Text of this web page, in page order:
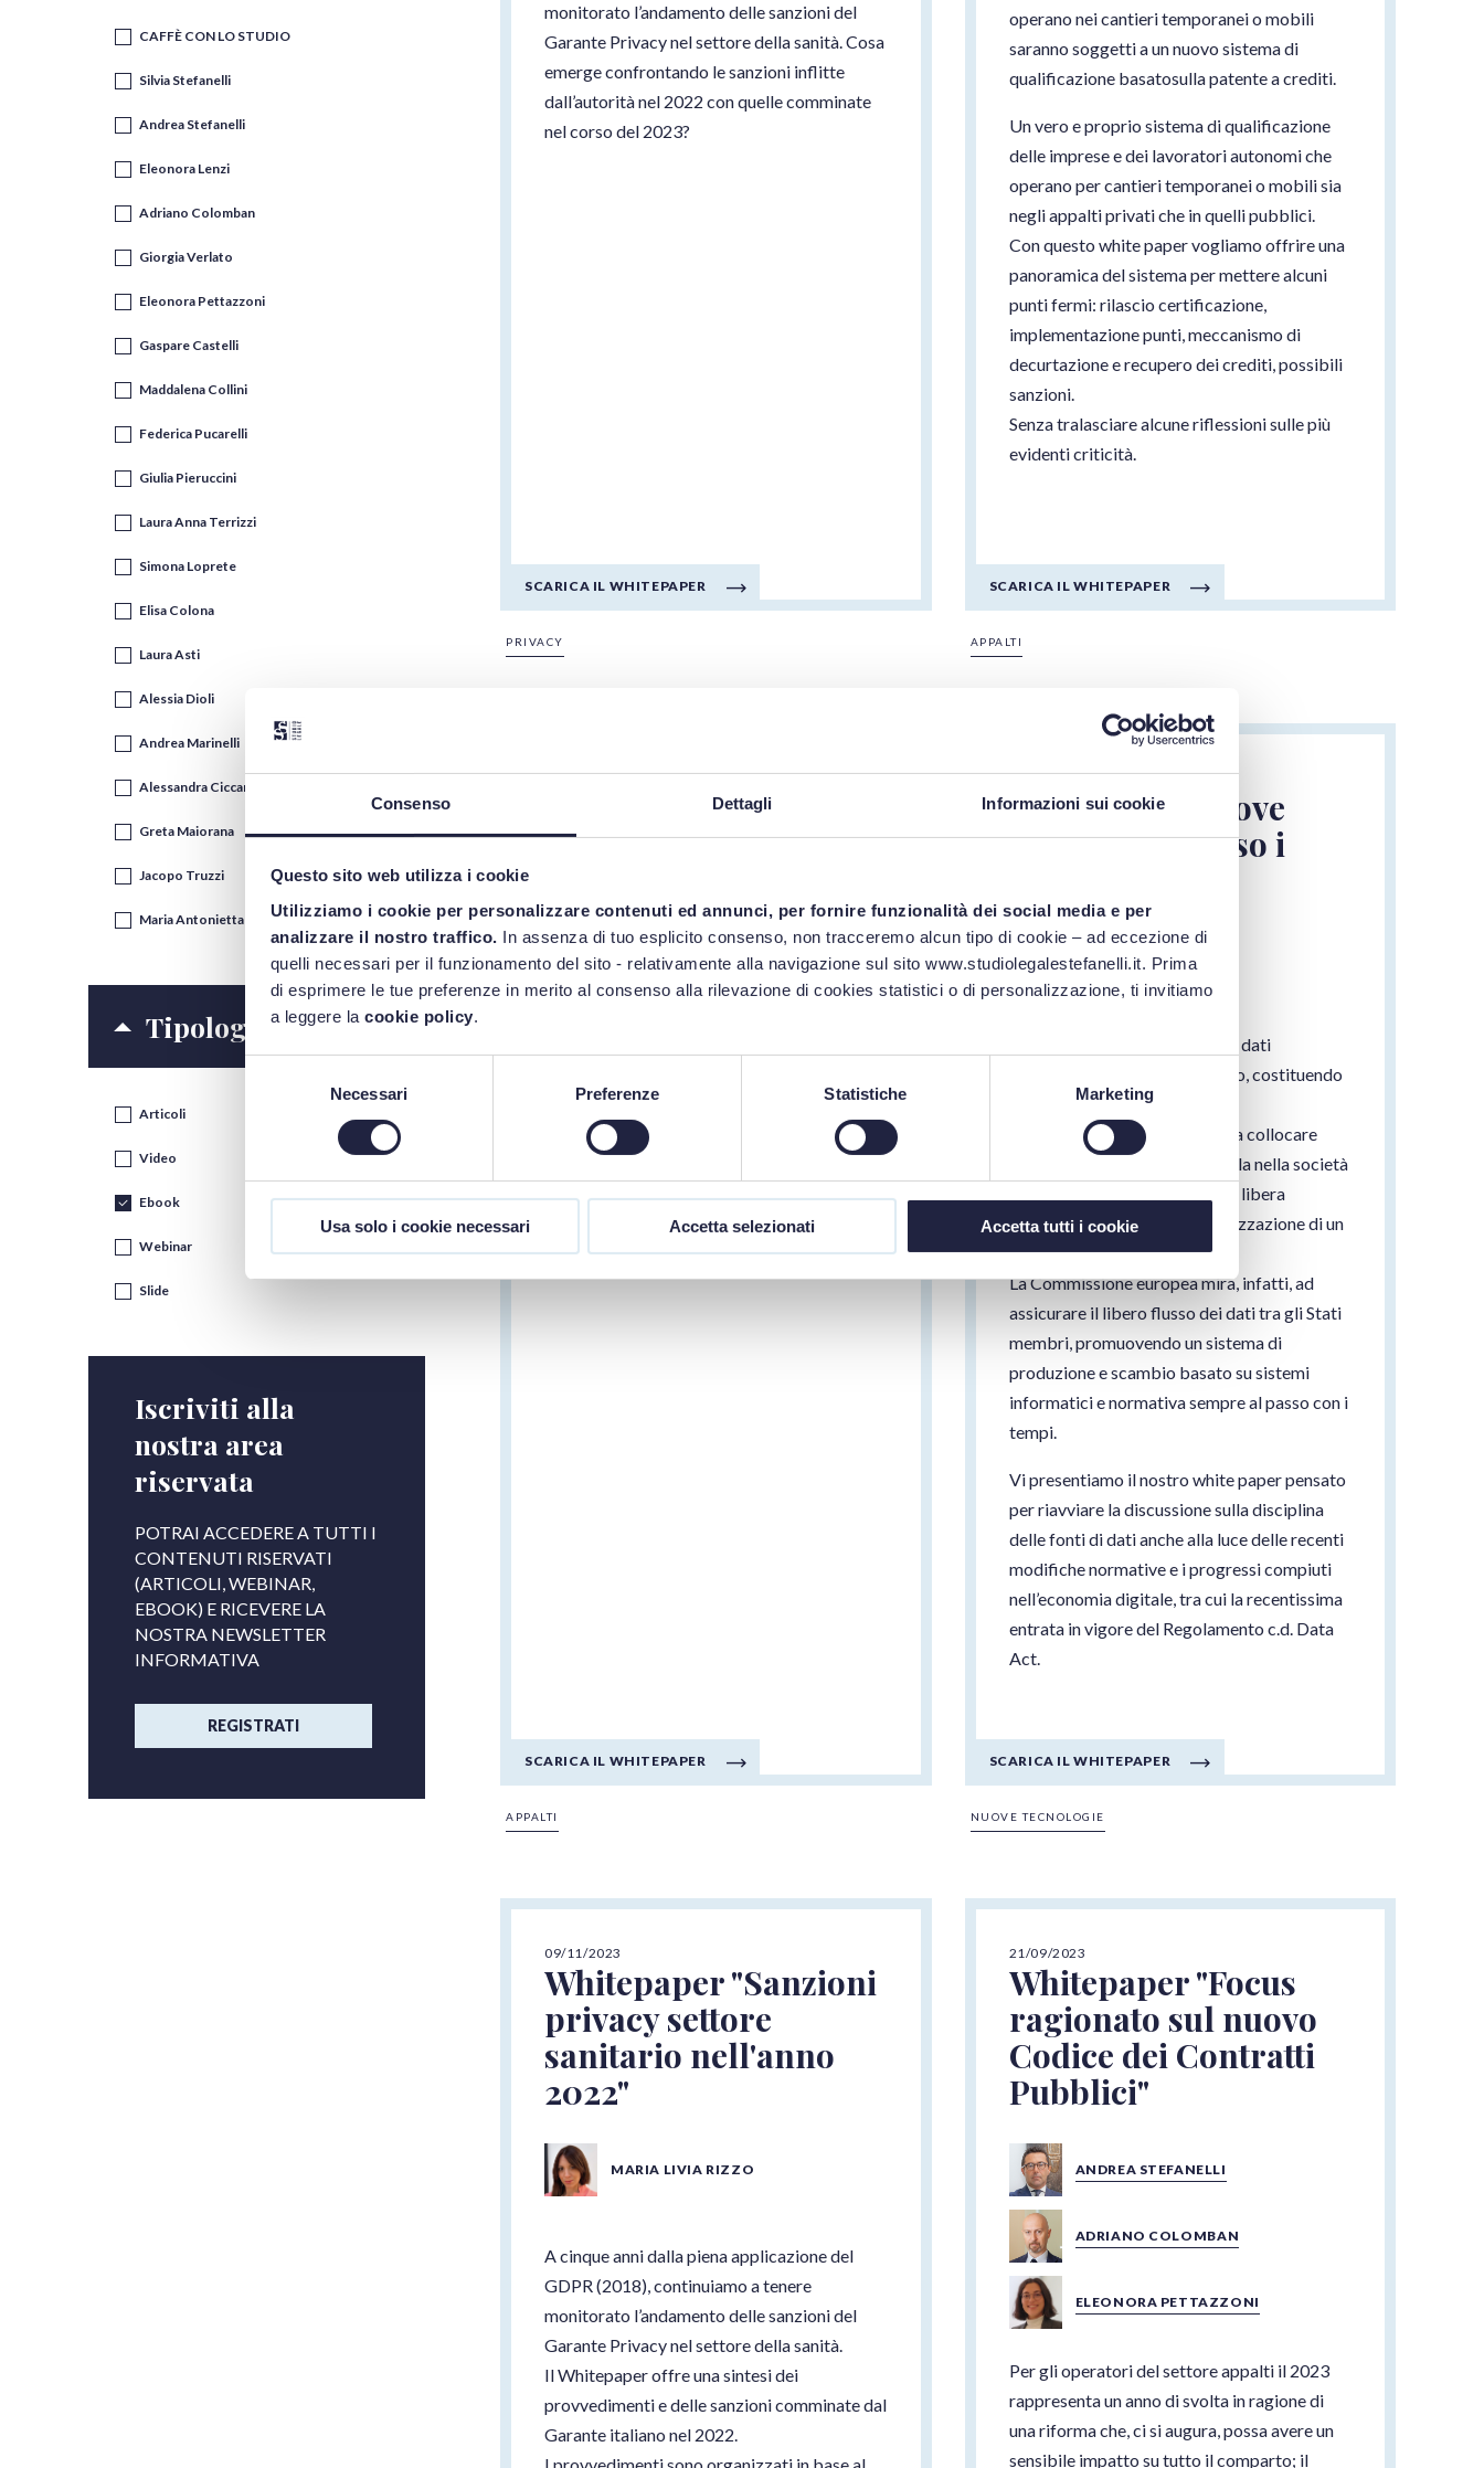
Consenso Dettagli Informazioni sui cookie
Questo sito web utilizza i cookie
Utilizziamo i cookie per personalizzare contenuti ed annunci, per fornire funzionalità dei social media e per
analizzare il nostro traffico. In assenza di tuo esplicito consenso, non tracceremo alcun tipo di cookie – ad eccezione di
quelli necessari per il funzionamento del sito - relativamente alla navigazione sul sito www.studiolegalestefanelli.it. Prima
di esprimere le tue preferenze in merito al consenso alla rilevazione di cookies statistici o di personalizzazione, ti invitiamo
a leggere la cookie policy.
Selezione
Necessari Preferenze Statistiche Marketing
Usa solo i cookie necessari Accetta selezionati Accetta tutti i cookie
CAFFÈ CON LO STUDIO
Silvia Stefanelli
Andrea Stefanelli
Eleonora Lenzi
Adriano Colomban
Giorgia Verlato
Eleonora Pettazzoni
Gaspare Castelli
Maddalena Collini
Federica Pucarelli
Giulia Pieruccini
Laura Anna Terrizzi
Simona Loprete
Elisa Colona
Laura Asti
Alessia Dioli
Andrea Marinelli
Alessandra Ciccarelli
Greta Maiorana
Jacopo Truzzi
Maria Antonietta Portaluri
Tipologia contenuti
Articoli
Video
Ebook
Webinar
Slide
Iscriviti alla
nostra area
riservata
POTRAI ACCEDERE A TUTTI I
CONTENUTI RISERVATI
(ARTICOLI, WEBINAR,
EBOOK) E RICEVERE LA
NOSTRA NEWSLETTER
INFORMATIVA
REGISTRATI
monitorato l’andamento delle sanzioni del
Garante Privacy nel settore della sanità. Cosa
emerge confrontando le sanzioni inflitte
dall’autorità nel 2022 con quelle comminate
nel corso del 2023?
SCARICA IL WHITEPAPER
PRIVACY
operano nei cantieri temporanei o mobili
saranno soggetti a un nuovo sistema di
qualificazione basatosulla patente a crediti.
Un vero e proprio sistema di qualificazione
delle imprese e dei lavoratori autonomi che
operano per cantieri temporanei o mobili sia
negli appalti privati che in quelli pubblici.
Con questo white paper vogliamo offrire una
panoramica del sistema per mettere alcuni
punti fermi: rilascio certificazione,
implementazione punti, meccanismo di
decurtazione e recupero dei crediti, possibili
sanzioni.
Senza tralasciare alcune riflessioni sulle più
evidenti criticità.
SCARICA IL WHITEPAPER
APPALTI
18/04/2024
Whitepaper "Focus
appalti: costi
ANDREA STEFANELLI
Costi della manodopera negli appalti:
ribassabili o non ribassabili?
DURC di congruità della manodopera (DL
2 marzo 2024 n. 19): nuovo obbligo?
SCARICA IL WHITEPAPER
APPALTI
29/01/2024
Whitepaper "Dove
trovo e come uso i
ELEONORA LENZI
Nel panorama del XXI secolo, i dati
rappresentano il nuovo petrolio, costituendo
un potenziale senza limiti.
La strategia europea ambisce a collocare
l’Unione Europea come capo fila nella società
basata sui dati, favorendone la libera
circolazione attraverso la realizzazione di un
mercato unico.
La Commissione europea mira, infatti, ad
assicurare il libero flusso dei dati tra gli Stati
membri, promuovendo un sistema di
produzione e scambio basato su sistemi
informatici e normativa sempre al passo con i
tempi.
Vi presentiamo il nostro white paper pensato
per riavviare la discussione sulla disciplina
delle fonti di dati anche alla luce delle recenti
modifiche normative e i progressi compiuti
nell’economia digitale, tra cui la recentissima
entrata in vigore del Regolamento c.d. Data
Act.
SCARICA IL WHITEPAPER
NUOVE TECNOLOGIE
09/11/2023
Whitepaper "Sanzioni
privacy settore
sanitario nell'anno
2022"
MARIA LIVIA RIZZO
A cinque anni dalla piena applicazione del
GDPR (2018), continuiamo a tenere
monitorato l’andamento delle sanzioni del
Garante Privacy nel settore della sanità.
Il Whitepaper offre una sintesi dei
provvedimenti e delle sanzioni comminate dal
Garante italiano nel 2022.
21/09/2023
Whitepaper "Focus
ragionato sul nuovo
Codice dei Contratti
Pubblici"
ANDREA STEFANELLI
ADRIANO COLOMBAN
ELEONORA PETTAZZONI
Per gli operatori del settore appalti il 2023
rappresenta un anno di svolta in ragione di
una riforma che, ci si augura, possa avere un
sensibile impatto su tutto il comparto; il